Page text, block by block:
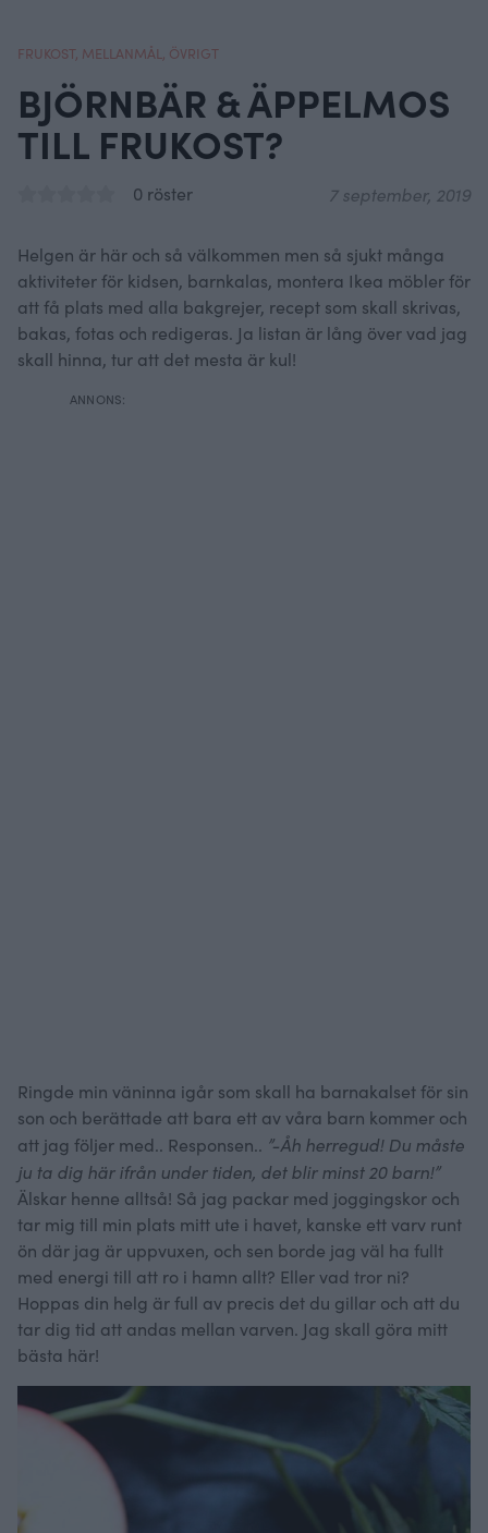
FRUKOST, MELLANMÅL ÖVRIGT
BJÖRNBÄR & ÄPPELMOS
TILL FRUKOST?
0 röster 7 september, 2019
Helgen är här och så välkommen men så sjukt många
aktiviteter för kidsen, barnkalas, montera Ikea möbler för
att få plats med alla bakgrejer, recept som skall skrivas,
bakas, fotas och redigeras. Ja listan är lång över vad jag
skall hinna, tur att det mesta är kul!
Ringde min väninna igår som skall ha barnakalset för sin
son och berättade att bara ett av våra barn kommer och
att jag följer med.. Responsen.. ”-Åh herregud! Du måste
ju ta dig här ifrån under tiden, det blir minst 20 barn!”
Älskar henne alltså! Så jag packar med joggingskor och
tar mig till min plats mitt ute i havet, kanske ett varv runt
ön där jag är uppvuxen, och sen borde jag väl ha fullt
med energi till att ro i hamn allt? Eller vad tror ni?
Hoppas din helg är full av precis det du gillar och att du
tar dig tid att andas mellan varven. Jag skall göra mitt
bästa här!